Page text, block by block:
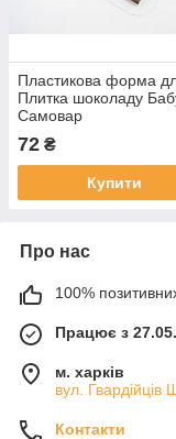
Пластикова форма
Плитка шоколаду
Самовар
72 ₴
Купити
Про нас
100%
Працює з
м. харків
вул. Гвардійців
Контакти